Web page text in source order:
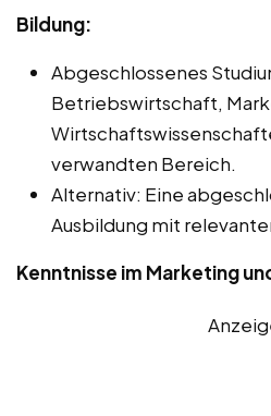
Bildung:
Abgeschlossenes
Betriebswirtschaft,
verwandten Bereich.
Alternativ: Eine
Ausbildung mit
Kenntnisse im Marketing